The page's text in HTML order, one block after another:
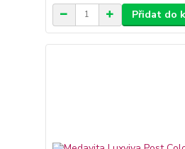
Přidat do